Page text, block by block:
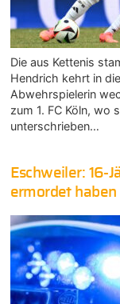
Die aus Kettenis
Hendrich kehrt in
Abwehrspielerin
zum 1. FC Köln, wo
unterschrieben…
Eschweiler: 16-
ermordet haben